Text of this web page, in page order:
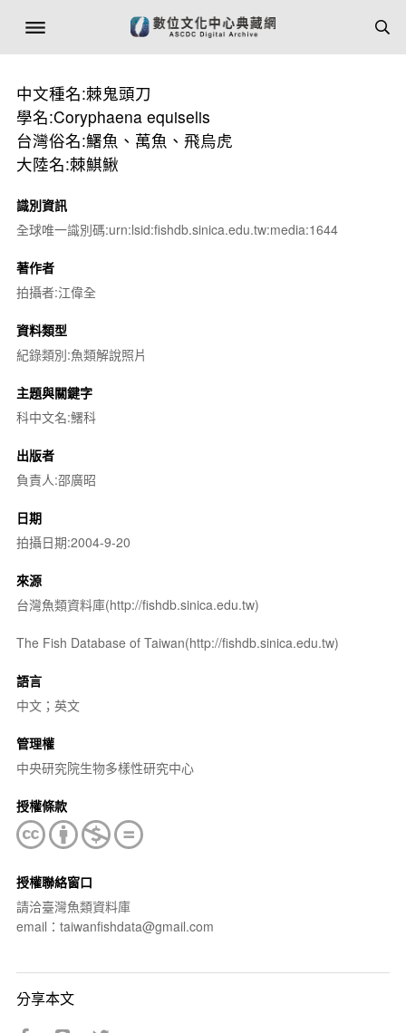
中文種名:棘鬼頭刀
學名:Coryphaena equiselis
台灣俗名:鱰魚、萬魚、飛烏虎
大陸名:棘鯕鰍
識別資訊
全球唯一識別碼:urn:lsid:fishdb.sinica.edu.tw:media:1644
著作者
拍攝者:江偉全
資料類型
紀錄類別:魚類解說照片
主題與關鍵字
科中文名:鱰科
出版者
負責人:邵廣昭
日期
拍攝日期:2004-9-20
來源
台灣魚類資料庫(http://fishdb.sinica.edu.tw)
The Fish Database of Taiwan(http://fishdb.sinica.edu.tw)
語言
中文；英文
管理權
中央研究院生物多樣性研究中心
授權條款
授權聯絡窗口
請洽臺灣魚類資料庫
email：taiwanfishdata@gmail.com
分享本文